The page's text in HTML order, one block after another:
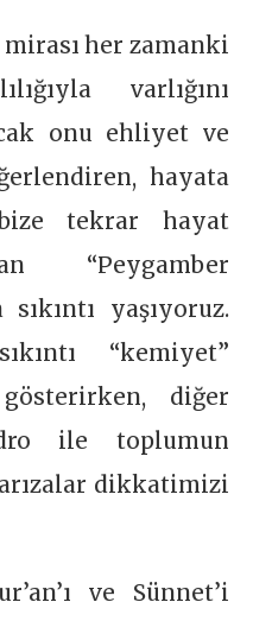
mirası her zamanki
varlığını
onu ehliyet ve
hayata
tekrar hayat
“Peygamber
yaşıyoruz.
“kemiyet”
diğer
ile toplumun
dikkatimizi
ve Sünnet’i